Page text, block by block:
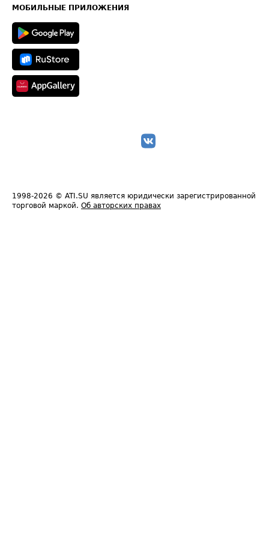
Техническая информация
МОБИЛЬНЫЕ ПРИЛОЖЕНИЯ
1998-2026 © ATI.SU является юридически зарегистрированной
торговой маркой. Об авторских правах